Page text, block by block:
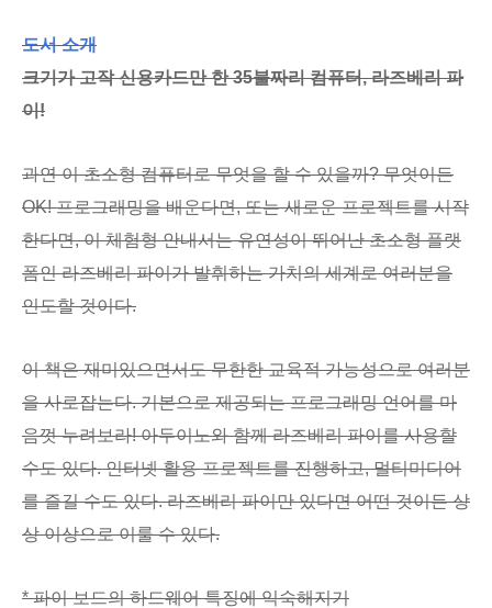
도서 소개
크기가 고작 신용카드만 한 35불짜리 컴퓨터, 라즈베리 파
이!
과연 이 초소형 컴퓨터로 무엇을 할 수 있을까? 무엇이든
OK! 프로그래밍을 배운다면, 또는 새로운 프로젝트를 시작
한다면, 이 체험형 안내서는 유연성이 뛰어난 초소형 플랫
폼인 라즈베리 파이가 발휘하는 가치의 세계로 여러분을
인도할 것이다.
이 책은 재미있으면서도 무한한 교육적 가능성으로 여러분
을 사로잡는다. 기본으로 제공되는 프로그래밍 언어를 마
음껏 누려보라! 아두이노와 함께 라즈베리 파이를 사용할
수도 있다. 인터넷 활용 프로젝트를 진행하고, 멀티미디어
를 즐길 수도 있다. 라즈베리 파이만 있다면 어떤 것이든 상
상 이상으로 이룰 수 있다.
* 파이 보드의 하드웨어 특징에 익숙해지기